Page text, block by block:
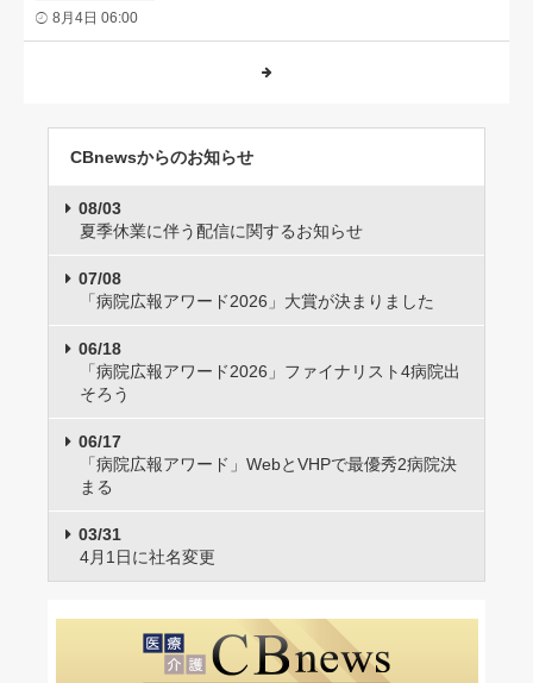
8月4日 06:00
CBnewsからのお知らせ
08/03
夏季休業に伴う配信に関するお知らせ
07/08
「病院広報アワード2026」大賞が決まりました
06/18
「病院広報アワード2026」ファイナリスト4病院出
そろう
06/17
「病院広報アワード」WebとVHPで最優秀2病院決
まる
03/31
4月1日に社名変更